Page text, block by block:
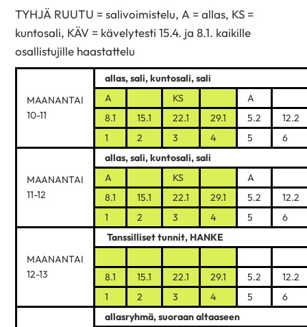
TYHJÄ RUUTU = salivoimistelu, A = allas, KS =
kuntosali, KÄV = kävelytesti 15.4. ja 8.1. kaikille
osallistujille haastattelu
MAANANTAI
10-11
allas, sali, kuntosali, sali
A
KS
A
8.1
15.1 22.1 29.1 5.2
12.2
1
2 3 4 5 6
MAANANTAI
11-12
allas, sali, kuntosali, sali
A
KS
A
8.1
15.1 22.1 29.1 5.2
12.2
1
2 3 4 5 6
MAANANTAI
12-13
Tanssilliset tunnit, HANKE
8.1 15.1 22.1 29.1 5.2
12.2
1
2 3 4 5 6
allasryhmä, suoraan altaaseen